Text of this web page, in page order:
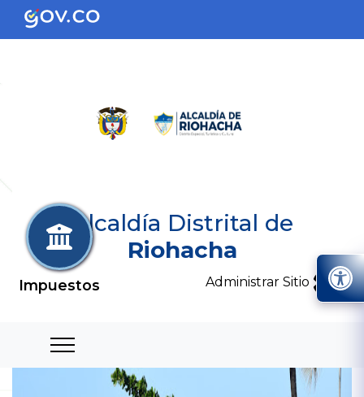
Alcaldía Distrital de
Riohacha
Administrar Sitio
Impuestos